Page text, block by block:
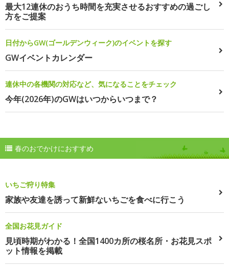
最大12連休のおうち時間を充実させるおすすめの過ごし
方をご提案
日付からGW(ゴールデンウィーク)のイベントを探す
GWイベントカレンダー
連休中の各機関の対応など、気になることをチェック
今年(2026年)のGWはいつからいつまで？
春のおでかけにおすすめ
いちご狩り特集
家族や友達を誘って新鮮ないちごを食べに行こう
全国お花見ガイド
見頃時期がわかる！全国1400カ所の桜名所・お花見スポ
ット情報を掲載